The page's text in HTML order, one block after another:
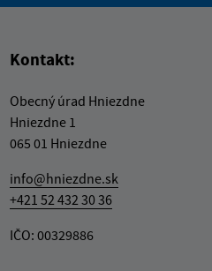
Kontakt:
Obecný úrad Hniezdne
Hniezdne 1
065 01 Hniezdne
info@hniezdne.sk
+421 52 432 30 36
IČO: 00329886